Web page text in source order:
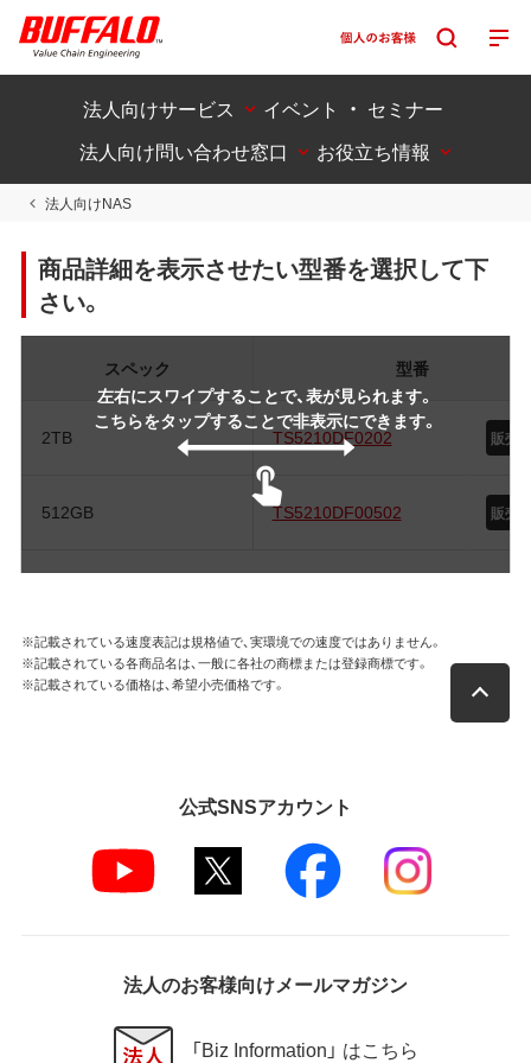
法人向けサービス
イベント ・ セミナー
法人向け問い合わせ窓口
お役立ち情報
法人向けNAS
商品詳細を表示させたい型番を選択して下
さい。
左右にスワイプすることで、表が見られます。
こちらをタップすることで非表示にできます。
スペック 型番
2TB TS5210DF0202 販売
512GB TS5210DF00502 販売
※記載されている速度表記は規格値で、実環境での速度ではありません。
※記載されている各商品名は、一般に各社の商標または登録商標です。
※記載されている価格は、希望小売価格です。
公式SNSアカウント
法人のお客様向けメールマガジン
「Biz Information」 はこちら